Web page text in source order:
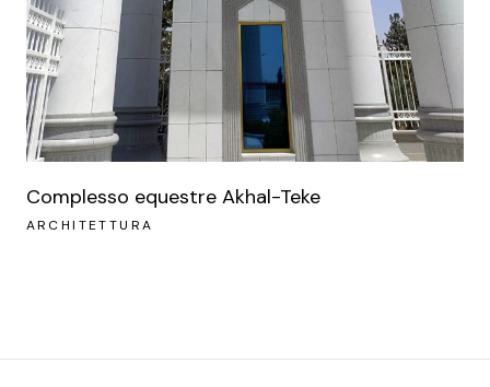
Complesso equestre Akhal-Teke
ARCHITETTURA